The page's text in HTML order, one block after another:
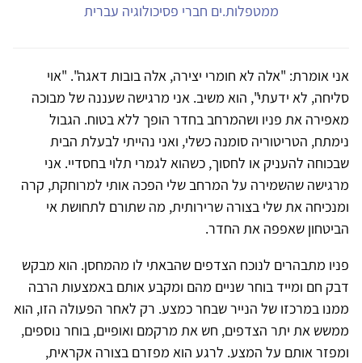
ממטפלות.ים חברי פסיכולוגיה עברית
אני אומרת: "אלה לא חומרי יצירה, אלה בובות דאגה". "אוי
סליחה, לא ידעתי", הוא משיב. אני מרגישה שעננה של מבוכה
מאפירה את פניו ושהמרחב בחדר הופך ללא בטוח. הגבול
נימתח, הטריטוריה סומנה כשלי, ואני נהייתי לבעלת הבית
שבכוחה להעניק או לחסוך, כשהוא לגמרי תלוי בחסדיי. אני
מרגישה שהשמירה על המרחב שלי הפכה אותי למרוחקת, קרה
ומנכיחה את שלי בצורה שרירותית, מה שתורם לתחושת אי
הביטחון שאפפה את החדר.
פניו מתבהרים לנוכח הצדפים שהבאתי לו מהמחסן. הוא מבקש
דבק חם ומייד בוחר שניים מהם ומקבע אותם באמצעות הרבה
ממנו במרכזו של הנייר שבחר כמצע. רק לאחר הפעולה הזו, הוא
ממשש את יתר הצדפים, חש את מרקמם ואופיים, בוחר נוספים,
ומפזר אותם על המצע. לרגע הוא מפזרם בצורה אקראית,